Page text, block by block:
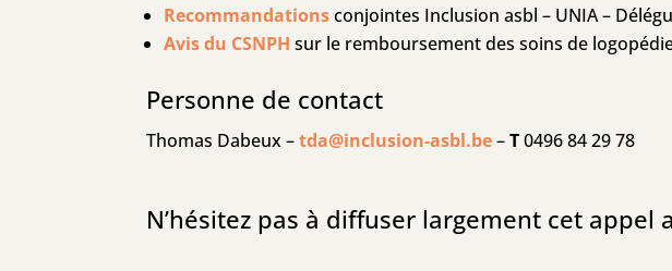
Recommandations conjointes Inclusion asbl – UNIA –
Avis du CSNPH sur le remboursement des soins de
Personne de contact
Thomas Dabeux – tda@inclusion-asbl.be – T 0496 84 29 78
N’hésitez pas à diffuser largement cet appel